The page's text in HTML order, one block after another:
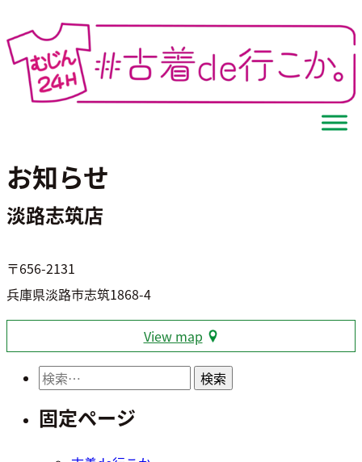
to
content
お知らせ
淡路志筑店
〒656-2131
兵庫県淡路市志筑1868-4
View map
検
固定ページ